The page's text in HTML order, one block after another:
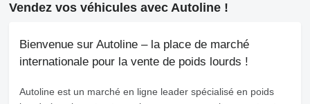
Vendez vos véhicules avec Autoline !
Bienvenue sur Autoline – la place de marché
internationale pour la vente de poids lourds !
Autoline est un marché en ligne leader spécialisé en poids